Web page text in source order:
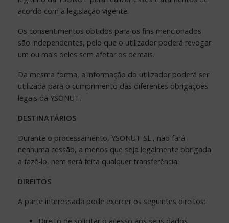
acordo com a legislação vigente.
Os consentimentos obtidos para os fins mencionados
são independentes, pelo que o utilizador poderá revogar
um ou mais deles sem afetar os demais.
Da mesma forma, a informação do utilizador poderá ser
utilizada para o cumprimento das diferentes obrigações
legais da YSONUT.
DESTINATÁRIOS
Durante o processamento, YSONUT SL., não fará
nenhuma cessão, a menos que seja legalmente obrigada
a fazê-lo, nem será feita qualquer transferência.
DIREITOS
A parte interessada pode exercer os seguintes direitos: